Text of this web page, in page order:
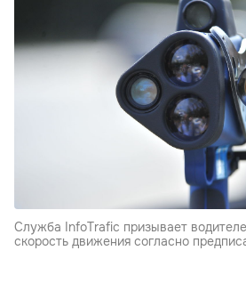
Служба InfoTrafic призывает
скорость движения согласно